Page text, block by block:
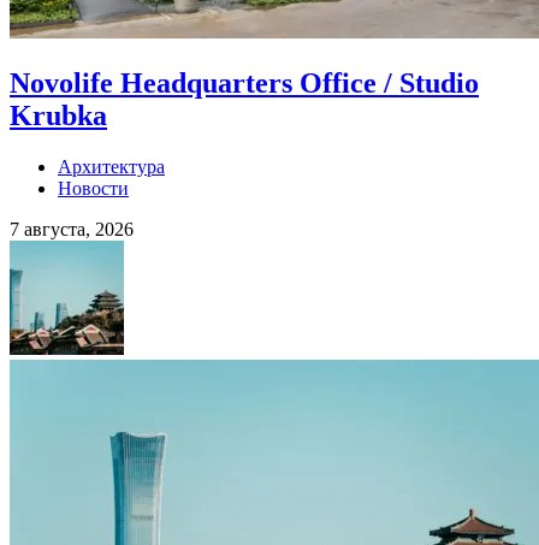
Novolife Headquarters Office / Studio
Krubka
Архитектура
Новости
7 августа, 2026